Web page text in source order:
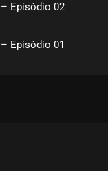
Episódio 02
Episódio 01